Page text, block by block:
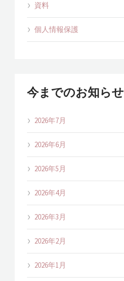
資料
個人情報保護
今までのお知らせ
2026年7月
2026年6月
2026年5月
2026年4月
2026年3月
2026年2月
2026年1月